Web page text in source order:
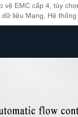
vệ EMC cấp 4, tùy
liệu Mạng, Hệ